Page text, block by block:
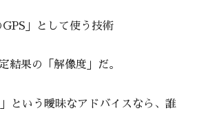
」として使う技術
結果の「解像度」だ。
という曖昧なアドバイスなら、誰